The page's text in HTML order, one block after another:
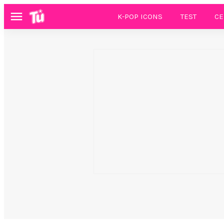
Menú K-POP ICONS TEST